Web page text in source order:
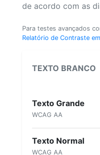
de acordo com as
Para testes avançados
Relatório de Contraste
TEXTO BRANCO
Texto Grande
WCAG AA
Texto Normal
WCAG AA